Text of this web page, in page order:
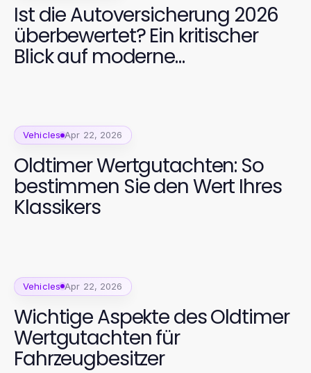
Ist die Autoversicherung 2026
überbewertet? Ein kritischer
Blick auf moderne
Vehicles Apr 22, 2026
Oldtimer Wertgutachten: So
bestimmen Sie den Wert Ihres
Klassikers
Vehicles Apr 22, 2026
Wichtige Aspekte des Oldtimer
Wertgutachten für
Fahrzeugbesitzer